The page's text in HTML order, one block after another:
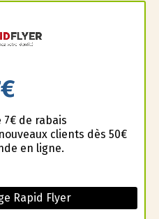
de rabais
clients dès 50€
en ligne.
Rapid Flyer